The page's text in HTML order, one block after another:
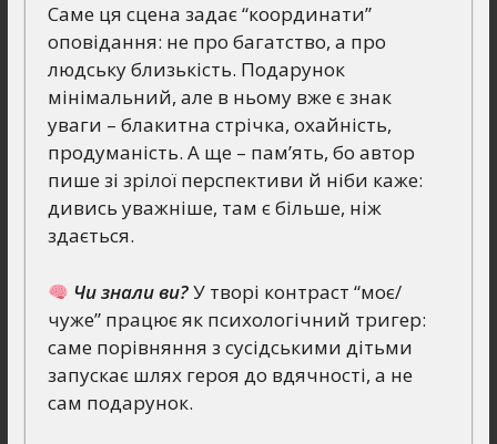
Саме ця сцена задає “координати”
оповідання: не про багатство, а про
людську близькість. Подарунок
мінімальний, але в ньому вже є знак
уваги – блакитна стрічка, охайність,
продуманість. А ще – пам’ять, бо автор
пише зі зрілої перспективи й ніби каже:
дивись уважніше, там є більше, ніж
здається.
Чи знали ви?У творі контраст “моє/
чуже” працює як психологічний тригер:
саме порівняння з сусідськими дітьми
запускає шлях героя до вдячності, а не
сам подарунок.